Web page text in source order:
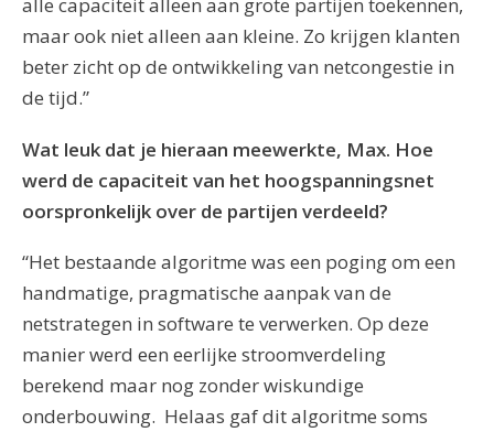
alle capaciteit alleen aan grote partijen toekennen,
maar ook niet alleen aan kleine. Zo krijgen klanten
beter zicht op de ontwikkeling van netcongestie in
de tijd.”
Wat leuk dat je hieraan meewerkte, Max. Hoe
werd de capaciteit van het hoogspanningsnet
oorspronkelijk over de partijen verdeeld?
“Het bestaande algoritme was een poging om een
handmatige, pragmatische aanpak van de
netstrategen in software te verwerken. Op deze
manier werd een eerlijke stroomverdeling
berekend maar nog zonder wiskundige
onderbouwing. Helaas gaf dit algoritme soms